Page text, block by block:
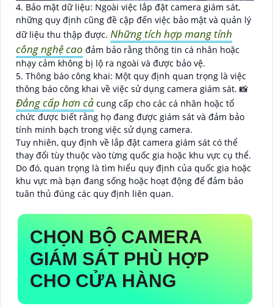
4. Bảo mật dữ liệu: Ngoài việc lắp đặt camera giám sát,
những quy định cũng đề cập đến việc bảo mật và quản lý
dữ liệu thu thập được. Những tích hợp mang tính
công nghệ cao đảm bảo rằng thông tin cá nhân hoặc
nhạy cảm không bị lộ ra ngoài và được bảo vệ.
5. Thông báo công khai: Một quy định quan trọng là việc
thông báo công khai về việc sử dụng camera giám sát. 📸
Đẳng cấp hơn cả cung cấp cho các cá nhân hoặc tổ
chức được biết rằng họ đang được giám sát và đảm bảo
tính minh bạch trong việc sử dụng camera.
Tuy nhiên, quy định về lắp đặt camera giám sát có thể
thay đổi tùy thuộc vào từng quốc gia hoặc khu vực cụ thể.
Do đó, quan trọng là tìm hiểu quy định của quốc gia hoặc
khu vực mà bạn đang sống hoặc hoạt động để đảm bảo
tuân thủ đúng các quy định liên quan.
CHỌN BỘ CAMERA
GIÁM SÁT PHÙ HỢP
CHO CỬA HÀNG